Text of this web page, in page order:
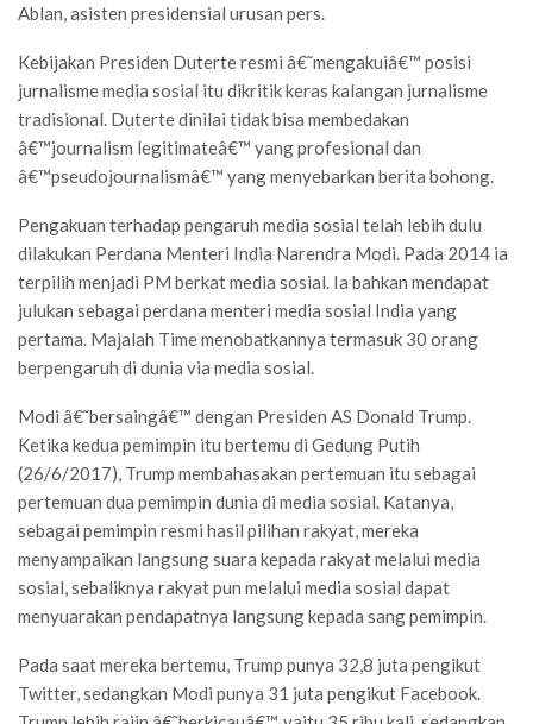
Ablan, asisten presidensial urusan pers.
Kebijakan Presiden Duterte resmi â€˜mengakuiâ€™ posisi
jurnalisme media sosial itu dikritik keras kalangan jurnalisme
tradisional. Duterte dinilai tidak bisa membedakan
â€™journalism legitimateâ€™ yang profesional dan
â€™pseudojournalismâ€™ yang menyebarkan berita bohong.
Pengakuan terhadap pengaruh media sosial telah lebih dulu
dilakukan Perdana Menteri India Narendra Modi. Pada 2014 ia
terpilih menjadi PM berkat media sosial. Ia bahkan mendapat
julukan sebagai perdana menteri media sosial India yang
pertama. Majalah Time menobatkannya termasuk 30 orang
berpengaruh di dunia via media sosial.
Modi â€˜bersaingâ€™ dengan Presiden AS Donald Trump.
Ketika kedua pemimpin itu bertemu di Gedung Putih
(26/6/2017), Trump membahasakan pertemuan itu sebagai
pertemuan dua pemimpin dunia di media sosial. Katanya,
sebagai pemimpin resmi hasil pilihan rakyat, mereka
menyampaikan langsung suara kepada rakyat melalui media
sosial, sebaliknya rakyat pun melalui media sosial dapat
menyuarakan pendapatnya langsung kepada sang pemimpin.
Pada saat mereka bertemu, Trump punya 32,8 juta pengikut
Twitter, sedangkan Modi punya 31 juta pengikut Facebook.